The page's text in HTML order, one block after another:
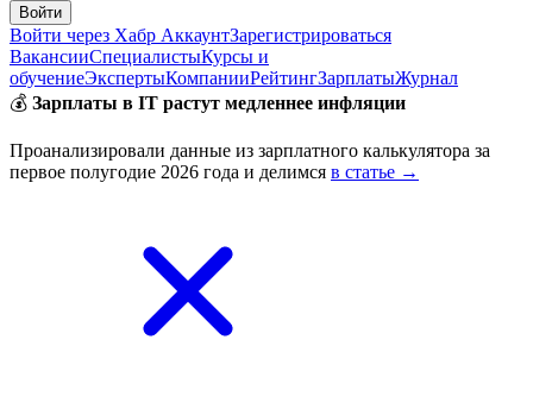
Войти
Войти через Хабр АккаунтЗарегистрироваться
ВакансииСпециалистыКурсы и
обучениеЭкспертыКомпанииРейтингЗарплатыЖурнал
💰 Зарплаты в IT растут медленнее инфляции
Проанализировали данные из зарплатного калькулятора за
первое полугодие 2026 года и делимся в статье →